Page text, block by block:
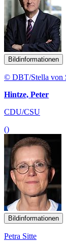
Bildinformationen
© DBT/Stella von
Hintze, Peter
CDU/CSU
()
Bildinformationen
Petra Sitte